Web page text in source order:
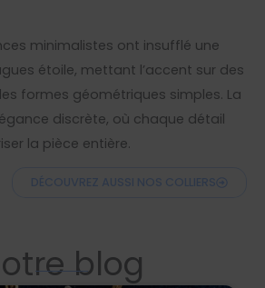
minimalistes ont insufflé une
étoile, mettant l’accent sur des
formes géométriques simples. La
discrète, où chaque détail
la pièce entière.
DÉCOUVREZ AUSSI NOS COLLIERS
blog